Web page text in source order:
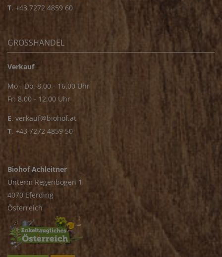
T. +43 7272 4859 60
GROSSHANDEL
Verkauf
Mo - Do: 8.00 - 16.00 Uhr
Fr: 8.00 - 12.00 Uhr
E. verkauf@biohof.at
T. +43 7272 4859 50
Biohof Achleitner
Unterm Regenbogen 1
4070 Eferding
Österreich